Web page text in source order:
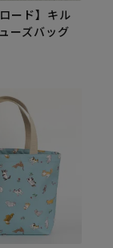
ード】キル
ーズバッグ